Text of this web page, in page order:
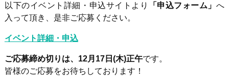
以下のイベント詳細・申込サイトより
「申込フォーム」へ
入って頂き、是非ご応募ください。
イベント詳細・申込
ご応募締め切りは、12月17日(木)正午です。
皆様のご応募をお待ちしております！